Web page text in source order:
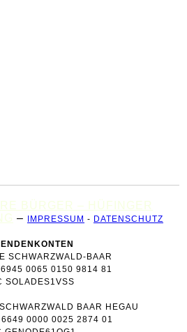
BÜRGER – HÜFINGER
– IMPRESSUM - DATENSCHUTZ
SCHWARZWALD-BAAR
6945 0065 0150 9814 81
SOLADES1VSS
BAAR HEGAU
6649 0000 0025 2874 01